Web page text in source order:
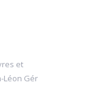
et
Léon Gér